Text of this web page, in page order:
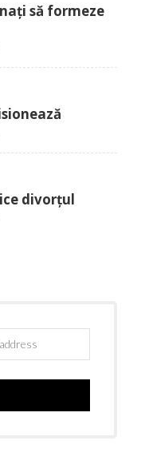
să formeze
divorțul